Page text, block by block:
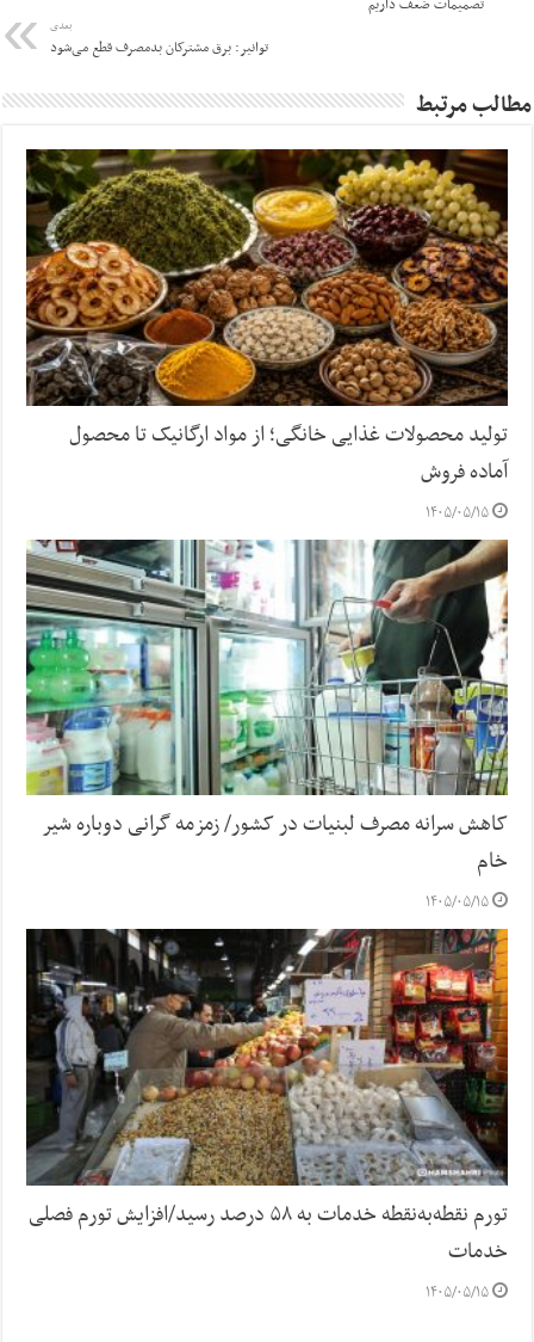
بعدی
توانیر: برق مشترکان بدمصرف قطع می‌شود
مطالب مرتبط
تولید محصولات غذایی خانگی؛ از مواد ارگانیک تا محصول
آماده فروش
۱۴۰۵/۰۵/۱۵
کاهش سرانه مصرف لبنیات در کشور/ زمزمه گرانی دوباره شیر
خام
۱۴۰۵/۰۵/۱۵
تورم نقطه‌به‌نقطه خدمات به ۵۸ درصد رسید/افزایش تورم فصلی
خدمات
۱۴۰۵/۰۵/۱۵